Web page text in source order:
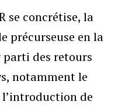
se concrétise, la
précurseuse en la
des retours
notamment le
de